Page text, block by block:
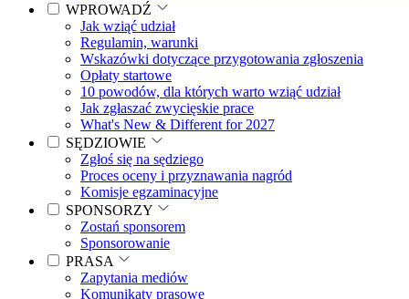
WPROWADŹ
Jak wziąć udział
Regulamin, warunki
Wskazówki dotyczące przygotowania zgłoszenia
Opłaty startowe
10 powodów, dla których warto wziąć udział
Jak zgłaszać zwycięskie prace
What's New & Different for 2027
SĘDZIOWIE
Zgłoś się na sędziego
Proces oceny i przyznawania nagród
Komisje egzaminacyjne
SPONSORZY
Zostań sponsorem
Sponsorowanie
PRASA
Zapytania mediów
Komunikaty prasowe